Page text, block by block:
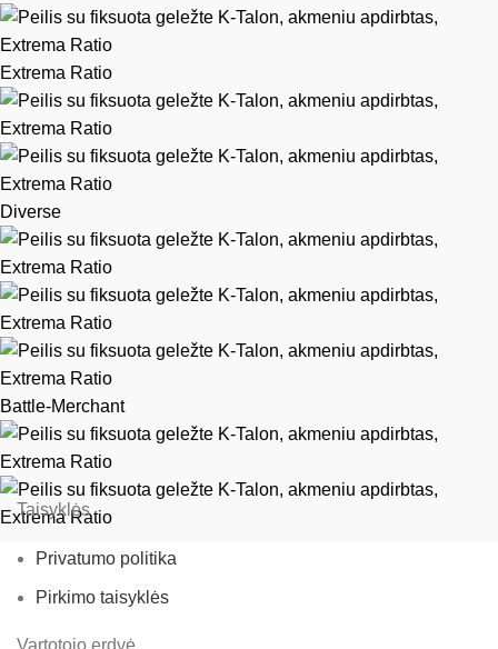
Extrema Ratio
Diverse
Battle-Merchant
Taisyklės
Privatumo politika
Pirkimo taisyklės
Vartotojo erdvė